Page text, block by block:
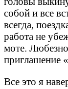
собой и все
всегда,
работа не
моте.
приглашение
Все это я